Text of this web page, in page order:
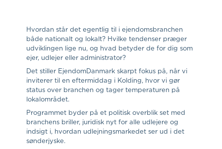
Hvordan står det egentlig til i ejendomsbranchen
både nationalt og lokalt? Hvilke tendenser præger
udviklingen lige nu, og hvad betyder de for dig som
ejer, udlejer eller administrator?
Det stiller EjendomDanmark skarpt fokus på, når vi
inviterer til en eftermiddag i Kolding, hvor vi gør
status over branchen og tager temperaturen på
lokalområdet.
Programmet byder på et politisk overblik set med
branchens briller, juridisk nyt for alle udlejere og
indsigt i, hvordan udlejningsmarkedet ser ud i det
sønderjyske.